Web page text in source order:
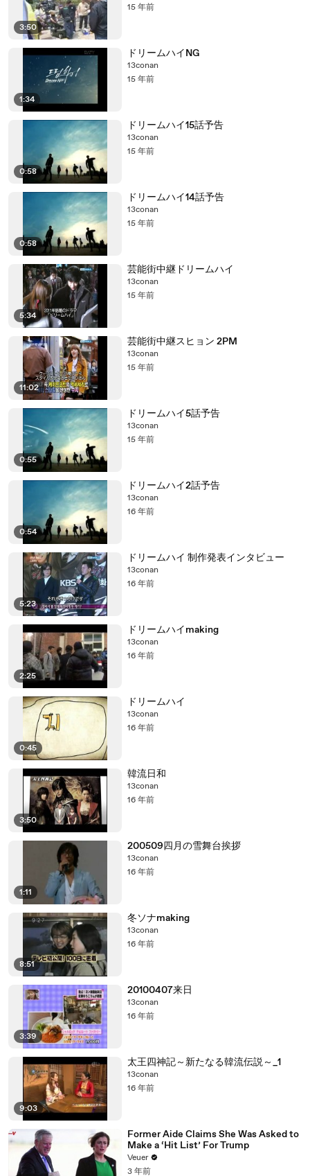
3:50
15 年前
1:34
ドリームハイNG
13conan
15 年前
0:58
ドリームハイ15話予告
13conan
15 年前
0:58
ドリームハイ14話予告
13conan
15 年前
5:34
芸能街中継ドリームハイ
13conan
15 年前
11:02
芸能街中継スヒョン 2PM
13conan
15 年前
0:55
ドリームハイ5話予告
13conan
15 年前
0:54
ドリームハイ2話予告
13conan
16 年前
5:23
ドリームハイ 制作発表インタビュー
13conan
16 年前
2:25
ドリームハイmaking
13conan
16 年前
0:45
ドリームハイ
13conan
16 年前
3:50
韓流日和
13conan
16 年前
1:11
200509四月の雪舞台挨拶
13conan
16 年前
8:51
冬ソナmaking
13conan
16 年前
3:39
20100407来日
13conan
16 年前
9:03
太王四神記～新たなる韓流伝説～_1
13conan
16 年前
Former Aide Claims She Was Asked to
Make a ‘Hit List’ For Trump
Veuer
3 年前